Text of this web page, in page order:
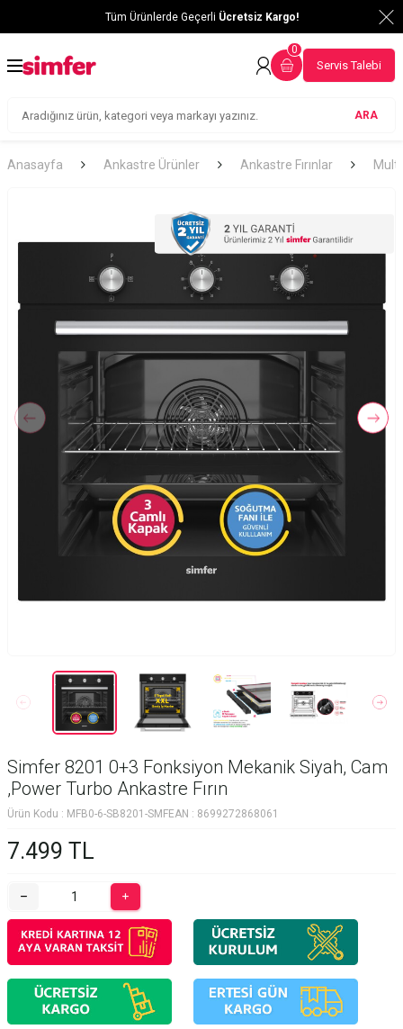
Tüm Ürünlerde Geçerli Ücretsiz Kargo!
ARA
0
Servis Talebi
Anasayfa Ankastre Ürünler Ankastre Fırınlar
Simfer 8201 0+3 Fonksiyon Mekanik Siyah, Cam
,Power Turbo Ankastre Fırın
Ürün Kodu : MFB0-6-SB8201-SMFEAN : 8699272868061
7.499 TL